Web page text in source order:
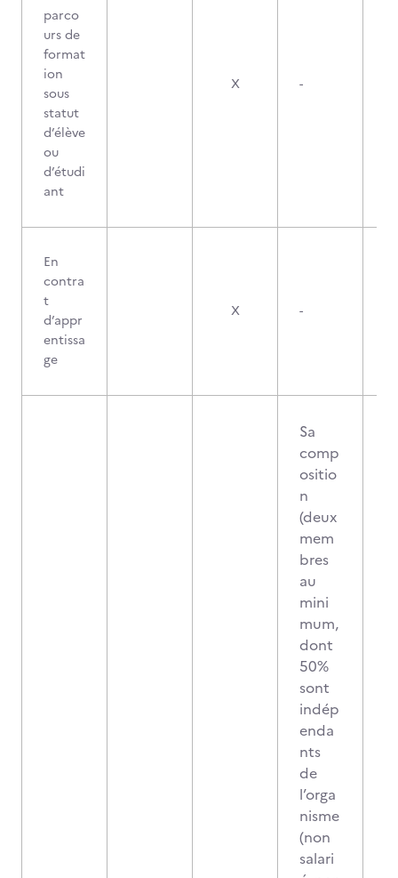
parco
urs de
format
ion
sous
statut
d’élève
ou
d’étudi
ant
X -
En
contra
t
d’appr
entissa
ge
X -
Sa
comp
ositio
n
(deux
mem
bres
au
mini
mum,
dont
50%
sont
indép
enda
nts
de
l’orga
nisme
(non
salari